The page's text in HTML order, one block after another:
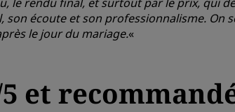
écoute et son professionnalisme. On
le jour du mariage.«
et